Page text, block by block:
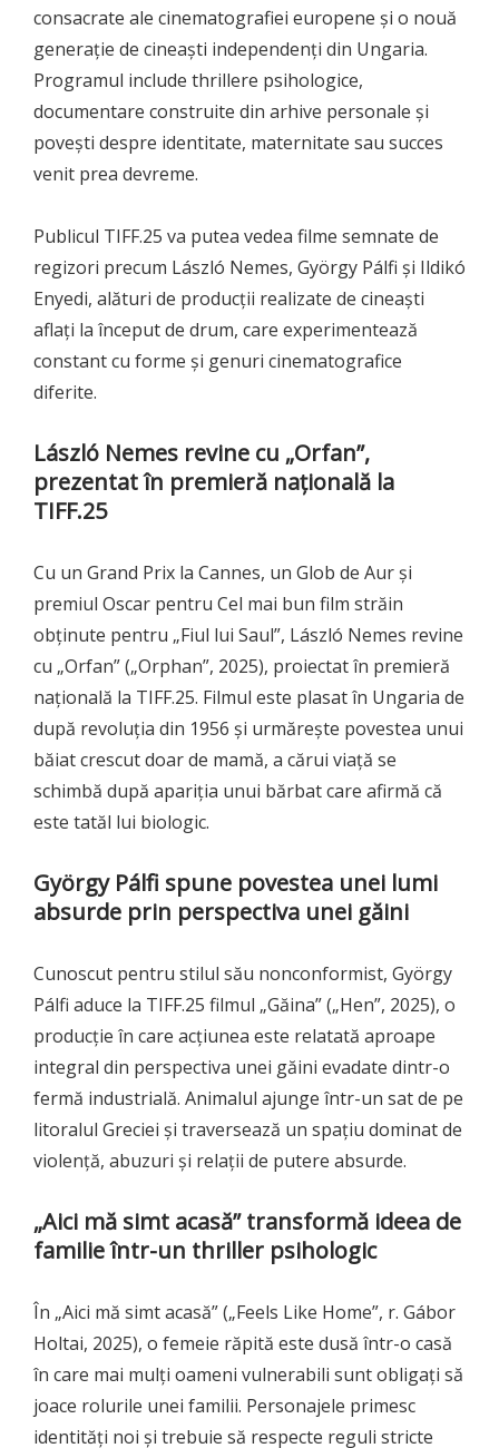
consacrate ale cinematografiei europene și o nouă
generație de cineaști independenți din Ungaria.
Programul include thrillere psihologice,
documentare construite din arhive personale și
povești despre identitate, maternitate sau succes
venit prea devreme.
Publicul TIFF.25 va putea vedea filme semnate de
regizori precum László Nemes, György Pálfi și Ildikó
Enyedi, alături de producții realizate de cineaști
aflați la început de drum, care experimentează
constant cu forme și genuri cinematografice
diferite.
László Nemes revine cu „Orfan”,
prezentat în premieră națională la
TIFF.25
Cu un Grand Prix la Cannes, un Glob de Aur și
premiul Oscar pentru Cel mai bun film străin
obținute pentru „Fiul lui Saul”, László Nemes revine
cu „Orfan” („Orphan”, 2025), proiectat în premieră
națională la TIFF.25. Filmul este plasat în Ungaria de
după revoluția din 1956 și urmărește povestea unui
băiat crescut doar de mamă, a cărui viață se
schimbă după apariția unui bărbat care afirmă că
este tatăl lui biologic.
György Pálfi spune povestea unei lumi
absurde prin perspectiva unei găini
Cunoscut pentru stilul său nonconformist, György
Pálfi aduce la TIFF.25 filmul „Găina” („Hen”, 2025), o
producție în care acțiunea este relatată aproape
integral din perspectiva unei găini evadate dintr-o
fermă industrială. Animalul ajunge într-un sat de pe
litoralul Greciei și traversează un spațiu dominat de
violență, abuzuri și relații de putere absurde.
„Aici mă simt acasă” transformă ideea de
familie într-un thriller psihologic
În „Aici mă simt acasă” („Feels Like Home”, r. Gábor
Holtai, 2025), o femeie răpită este dusă într-o casă
în care mai mulți oameni vulnerabili sunt obligați să
joace rolurile unei familii. Personajele primesc
identități noi și trebuie să respecte reguli stricte